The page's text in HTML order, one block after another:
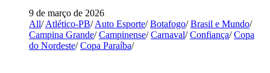
9 de março de 2026
All/ Atlético-PB/ Auto Esporte/ Botafogo/ Brasil e Mundo/
Campina Grande/ Campinense/ Carnaval/ Confiança/ Copa
do Nordeste/ Copa Paraíba/